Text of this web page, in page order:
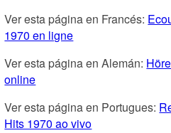
Ver esta página en Francés:
1970 en ligne
Ver esta página en Alemán:
online
Ver esta página en Portugues:
Hits 1970 ao vivo